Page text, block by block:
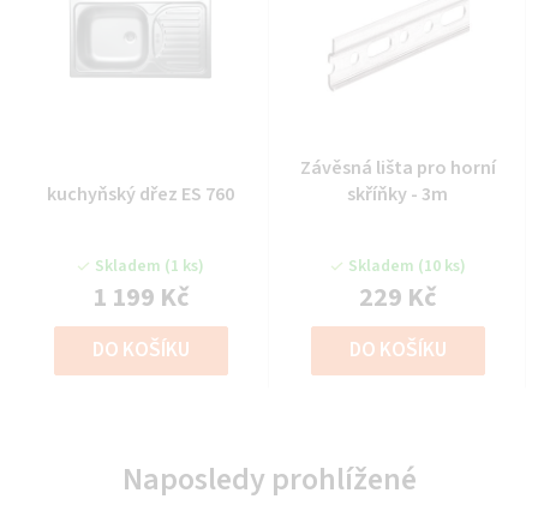
kuchyňský dřez ES 760
Skladem (1 ks)
1 199 Kč
DO KOŠÍKU
Závěsná lišta pro horní
skříňky - 3m
Skladem (10 ks)
229 Kč
DO KOŠÍKU
Naposledy prohlížené